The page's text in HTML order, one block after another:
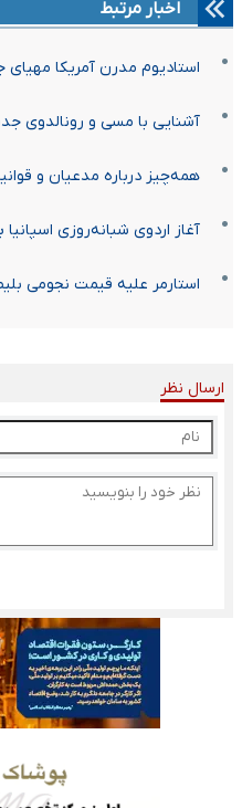
اخبار مرتبط
استادیوم مدرن آمریکا
آشنایی با مسی و رونالدوی جدید
همه‌چیز درباره مدعیان و
آغاز اردوی شبانه‌روزی
استارمر علیه قیمت نجومی بلیط‌های جام
ارسال نظر